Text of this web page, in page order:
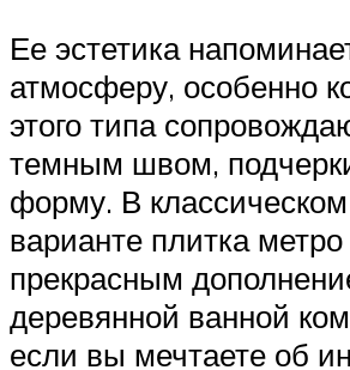
Ее эстетика
атмосферу, особенно
этого типа
темным швом,
форму. В
варианте плитка метро
прекрасным
деревянной ванной
если вы мечтаете об